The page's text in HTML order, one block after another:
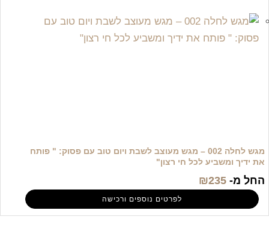
מגש לחלה 002 – מגש מעוצב לשבת ויום טוב עם פסוק: " פותח
את ידיך ומשביע לכל חי רצון"
החל מ- ₪235
לפרטים נוספים ורכישה